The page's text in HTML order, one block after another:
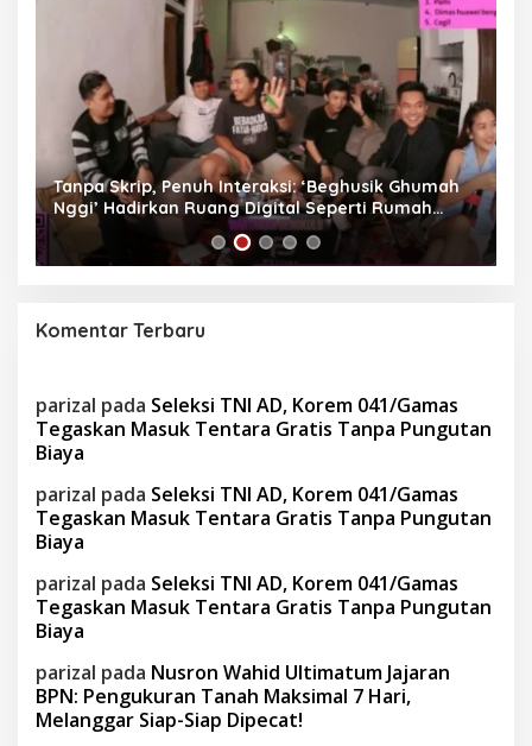
Tanpa Skrip, Penuh Interaksi: ‘Beghusik Ghumah
Nggi’ Hadirkan Ruang Digital Seperti Rumah
Sendiri
Komentar Terbaru
parizal pada Seleksi TNI AD, Korem 041/Gamas
Tegaskan Masuk Tentara Gratis Tanpa Pungutan
Biaya
parizal pada Seleksi TNI AD, Korem 041/Gamas
Tegaskan Masuk Tentara Gratis Tanpa Pungutan
Biaya
parizal pada Seleksi TNI AD, Korem 041/Gamas
Tegaskan Masuk Tentara Gratis Tanpa Pungutan
Biaya
parizal pada Nusron Wahid Ultimatum Jajaran
BPN: Pengukuran Tanah Maksimal 7 Hari,
Melanggar Siap-Siap Dipecat!